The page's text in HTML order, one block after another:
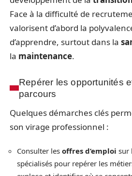
Face à la difficulté de
valorisent d’abord la
d’apprendre, surtout dans la
la maintenance.
Repérer les opportunités
parcours
Quelques démarches clés
son virage professionnel :
Consulter les offres d’emploi sur
spécialisés pour repérer les